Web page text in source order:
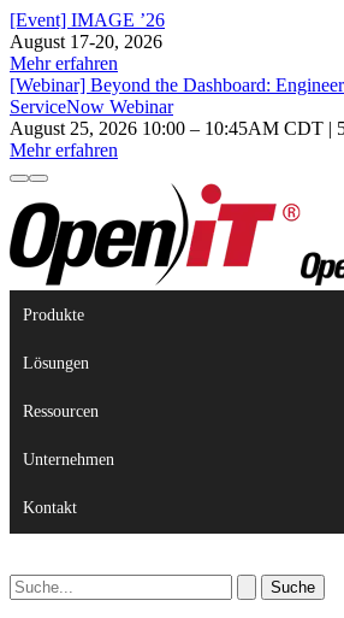
[Event] IMAGE ’26
August 17-20, 2026
Mehr erfahren
[Webinar] Beyond the Dashboard:
ServiceNow Webinar
August 25, 2026 10:00 – 10:45AM CDT |
Mehr erfahren
Produkte
Lösungen
Ressourcen
Unternehmen
Kontakt